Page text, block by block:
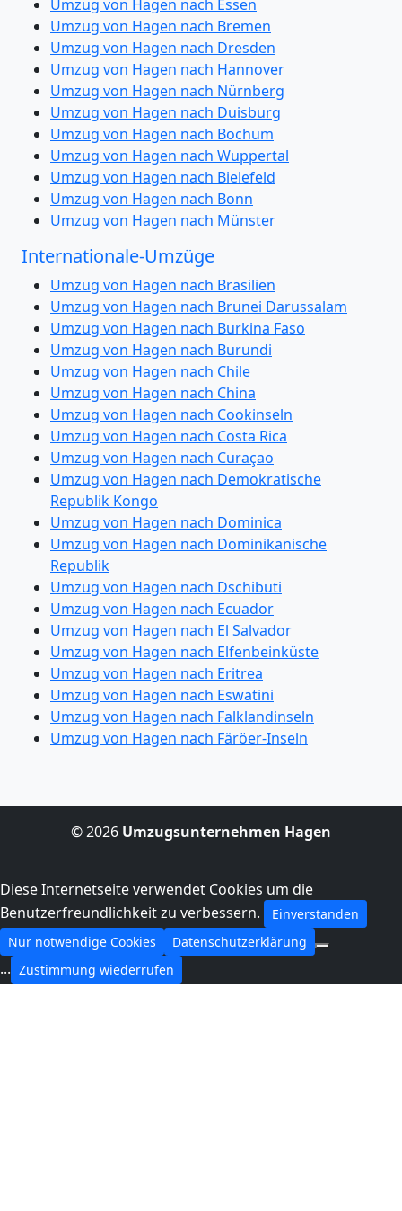
Umzug von Hagen nach Essen
Umzug von Hagen nach Bremen
Umzug von Hagen nach Dresden
Umzug von Hagen nach Hannover
Umzug von Hagen nach Nürnberg
Umzug von Hagen nach Duisburg
Umzug von Hagen nach Bochum
Umzug von Hagen nach Wuppertal
Umzug von Hagen nach Bielefeld
Umzug von Hagen nach Bonn
Umzug von Hagen nach Münster
Internationale-Umzüge
Umzug von Hagen nach Brasilien
Umzug von Hagen nach Brunei Darussalam
Umzug von Hagen nach Burkina Faso
Umzug von Hagen nach Burundi
Umzug von Hagen nach Chile
Umzug von Hagen nach China
Umzug von Hagen nach Cookinseln
Umzug von Hagen nach Costa Rica
Umzug von Hagen nach Curaçao
Umzug von Hagen nach Demokratische
Republik Kongo
Umzug von Hagen nach Dominica
Umzug von Hagen nach Dominikanische
Republik
Umzug von Hagen nach Dschibuti
Umzug von Hagen nach Ecuador
Umzug von Hagen nach El Salvador
Umzug von Hagen nach Elfenbeinküste
Umzug von Hagen nach Eritrea
Umzug von Hagen nach Eswatini
Umzug von Hagen nach Falklandinseln
Umzug von Hagen nach Färöer-Inseln
© 2026 Umzugsunternehmen Hagen
Diese Internetseite verwendet Cookies um die
Benutzerfreundlichkeit zu verbessern.
Einverstanden
Nur notwendige Cookies
Datenschutzerklärung
... Zustimmung wiederrufen